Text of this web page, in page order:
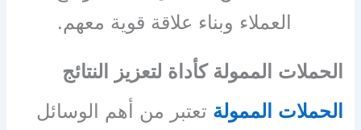
العملاء وبناء علاقة قوية معهم.
الحملات الممولة كأداة لتعزيز النتائج
الحملات الممولة تعتبر من أهم الوسائل